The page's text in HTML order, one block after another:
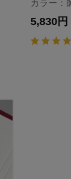
カラー：
5,830円